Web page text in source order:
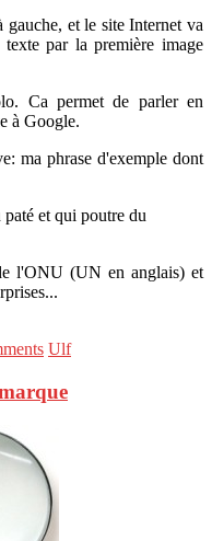
gauche, et le site Internet va
par la première image
Ca permet de parler en
à Google.
ma phrase d'exemple dont
et qui poutre du
l'ONU (UN en anglais) et
Ulf